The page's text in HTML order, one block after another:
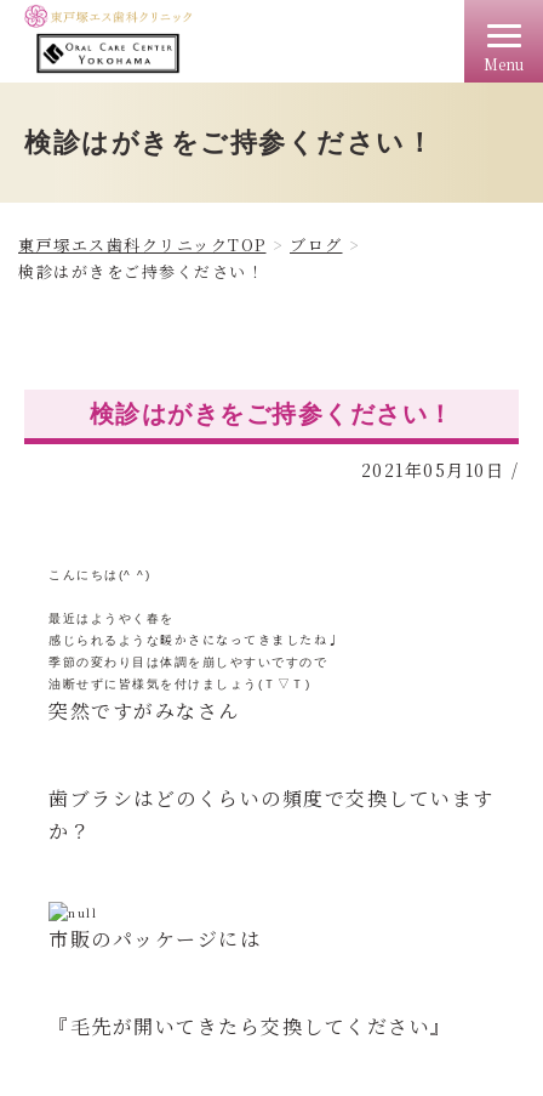
Menu
検診はがきをご持参ください！
東戸塚エス歯科クリニックTOP
ブログ
検診はがきをご持参ください！
検診はがきをご持参ください！
2021年05月10日 /
こんにちは(^ ^)
最近はようやく春を
感じられるような暖かさになってきましたね♩
季節の変わり目は体調を崩しやすいですので
油断せずに皆様気を付けましょう(Ｔ▽Ｔ)
突然ですがみなさん
歯ブラシはどのくらいの頻度で交換しています
か？
市販のパッケージには
『毛先が開いてきたら交換してください』